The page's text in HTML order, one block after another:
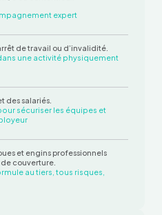
expert
de travail ou d’invalidité.
une activité physiquement
des salariés.
sécuriser les équipes et
et engins professionnels
couverture.
au tiers, tous risques,